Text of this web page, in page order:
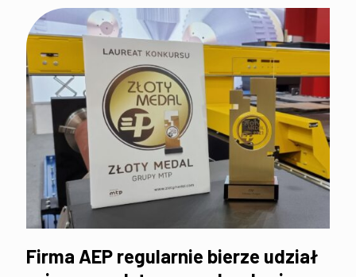
Firma AEP regularnie bierze udział